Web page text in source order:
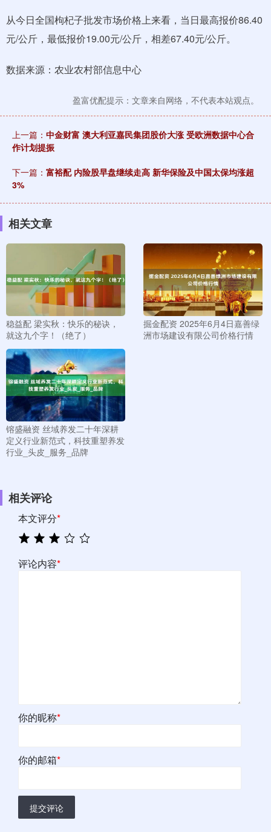
从今日全国枸杞子批发市场价格上来看，当日最高报价86.40
元/公斤，最低报价19.00元/公斤，相差67.40元/公斤。
数据来源：农业农村部信息中心
盈富优配提示：文章来自网络，不代表本站观点。
上一篇： 中金财富 澳大利亚嘉民集团股价大涨 受欧洲数据中心合
作计划提振
下一篇： 富裕配 内险股早盘继续走高 新华保险及中国太保均涨超
3%
相关文章
稳益配 梁实秋：快乐的秘诀，
就这九个字！（绝了）
掘金配资 2025年6月4日嘉善绿
洲市场建设有限公司价格行情
镕盛融资 丝域养发二十年深耕
定义行业新范式，科技重塑养发
行业_头皮_服务_品牌
相关评论
本文评分*
评论内容*
你的昵称*
你的邮箱*
提交评论